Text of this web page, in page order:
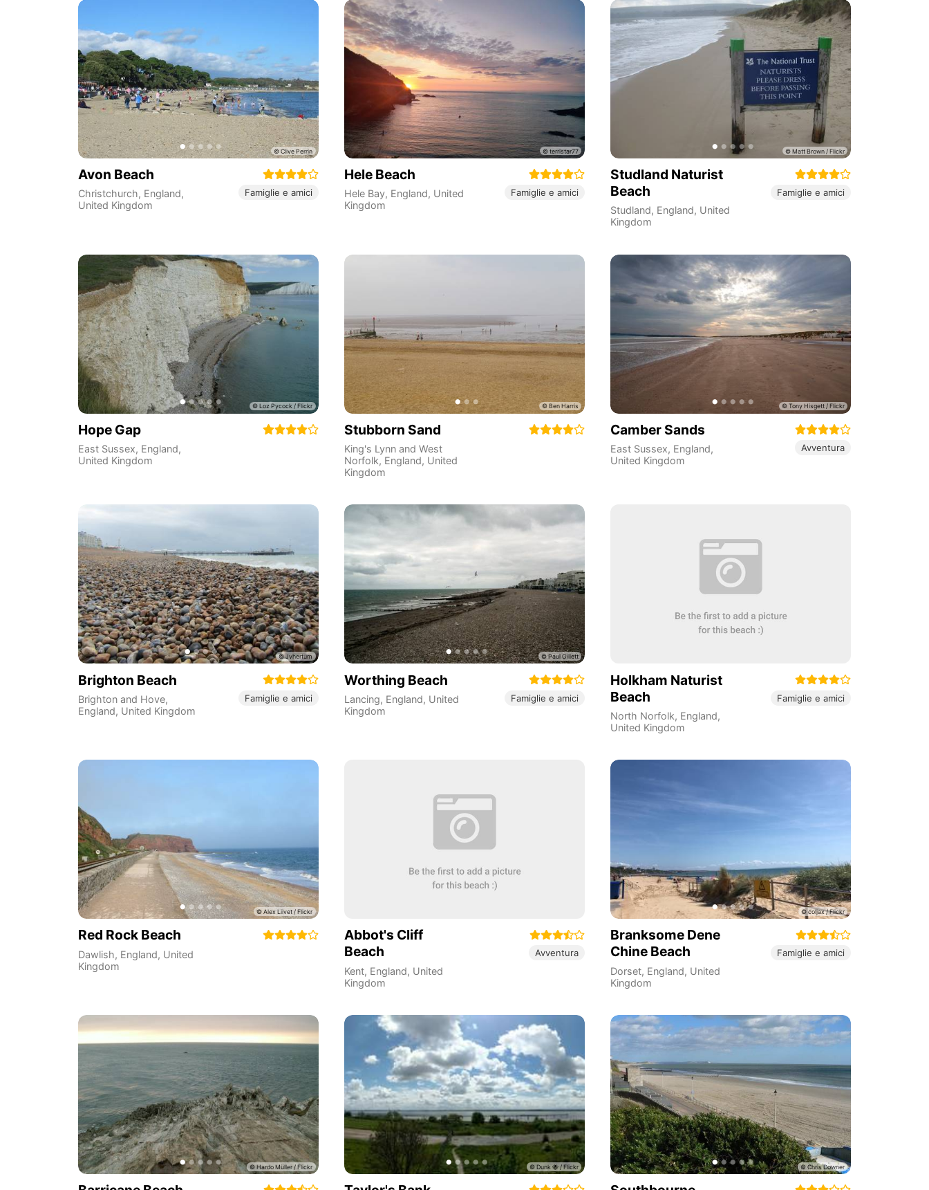
Avon Beach
Christchurch, England,
United Kingdom
Famiglie e amici
Hele Beach
Hele Bay, England, United
Kingdom
Famiglie e amici
Studland Naturist
Beach
Studland, England, United
Kingdom
Famiglie e amici
Hope Gap
East Sussex, England,
United Kingdom
Stubborn Sand
King's Lynn and West
Norfolk, England, United
Kingdom
Camber Sands
East Sussex, England,
United Kingdom
Avventura
Brighton Beach
Brighton and Hove,
England, United Kingdom
Famiglie e amici
Worthing Beach
Lancing, England, United
Kingdom
Famiglie e amici
Holkham Naturist
Beach
North Norfolk, England,
United Kingdom
Famiglie e amici
Red Rock Beach
Dawlish, England, United
Kingdom
Abbot's Cliff
Beach
Kent, England, United
Kingdom
Avventura
Branksome Dene
Chine Beach
Dorset, England, United
Kingdom
Famiglie e amici